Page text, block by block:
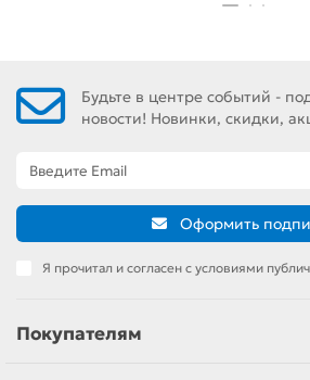
Будьте в центре событий -
новости! Новинки, скидки,
Оформить
Я прочитал и согласен с условиями
Покупателям